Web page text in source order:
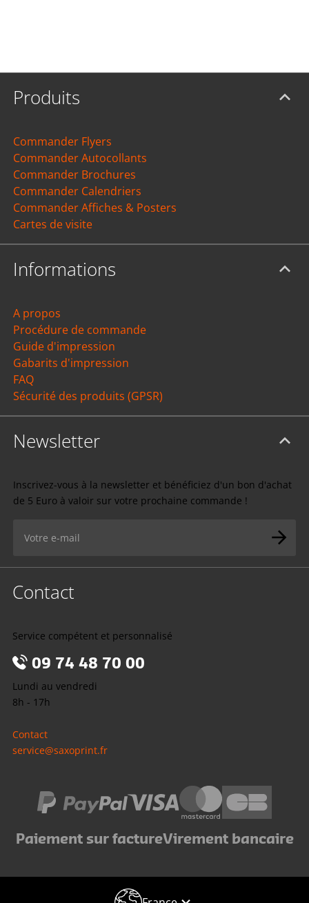
Produits
Commander Flyers
Commander Autocollants
Commander Brochures
Commander Calendriers
Commander Affiches & Posters
Cartes de visite
Informations
A propos
Procédure de commande
Guide d'impression
Gabarits d'impression
FAQ
Sécurité des produits (GPSR)
Newsletter
Inscrivez-vous à la newsletter et bénéficiez d'un bon d'achat
de 5 Euro à valoir sur votre prochaine commande !
Contact
Service compétent et personnalisé
09 74 48 70 00
Lundi au vendredi
8h - 17h
Contact
service@saxoprint.fr
Paiement sur factureVirement bancaire